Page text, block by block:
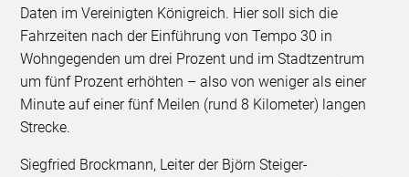
Daten im Vereinigten Königreich. Hier soll sich die
Fahrzeiten nach der Einführung von Tempo 30 in
Wohngegenden um drei Prozent und im Stadtzentrum
um fünf Prozent erhöhten – also von weniger als einer
Minute auf einer fünf Meilen (rund 8 Kilometer) langen
Strecke.
Siegfried Brockmann, Leiter der Björn Steiger-